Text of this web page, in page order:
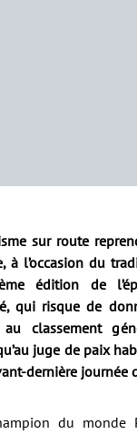
sur route
à l’occasion du
édition de
qui risque de
au classement
juge de paix
dernière journée
du monde